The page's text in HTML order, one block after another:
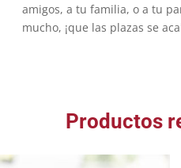
amigos, a tu familia, o a tu
mucho, ¡que las plazas se
Productos